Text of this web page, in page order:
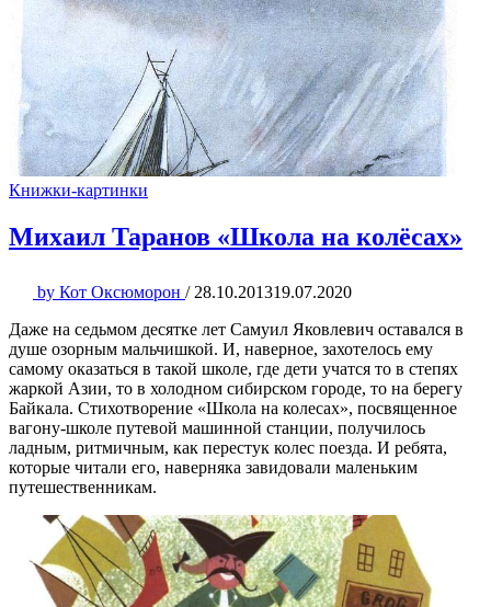
Книжки-картинки
Михаил Таранов «Школа на колёсах»
by Кот Оксюморон / 28.10.201319.07.2020
Даже на седьмом десятке лет Самуил Яковлевич оставался в
душе озорным мальчишкой. И, наверное, захотелось ему
самому оказаться в такой школе, где дети учатся то в степях
жаркой Азии, то в холодном сибирском городе, то на берегу
Байкала. Стихотворение «Школа на колесах», посвященное
вагону-школе путевой машинной станции, получилось
ладным, ритмичным, как перестук колес поезда. И ребята,
которые читали его, наверняка завидовали маленьким
путешественникам.